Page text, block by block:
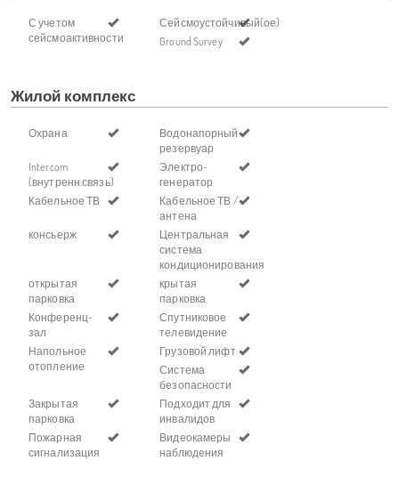
С учетом
сейсмоактивности
Сейсмоустойчивый(ое)
Ground Survey
Жилой комплекс
Охрана
Водонапорный
резервуар
Intercom
(внутренн.связь)
Электро-
генератор
Кабельное ТВ
Кабельное ТВ /
антена
консьерж
Центральная
система
кондиционирования
открытая
парковка
крытая
парковка
Конференц-
зал
Спутниковое
телевидение
Напольное
отопление
Грузовой лифт
Система
безопасности
Закрытая
парковка
Подходит для
инвалидов
Пожарная
сигнализация
Видеокамеры
наблюдения